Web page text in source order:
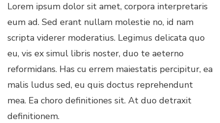
Lorem ipsum dolor sit amet, corpora interpretaris
eum ad. Sed erant nullam molestie no, id nam
scripta viderer moderatius. Legimus delicata quo
eu, vis ex simul libris noster, duo te aeterno
reformidans. Has cu errem maiestatis percipitur, ea
malis ludus sed, eu quis doctus reprehendunt
mea. Ea choro definitiones sit. At duo detraxit
definitionem.